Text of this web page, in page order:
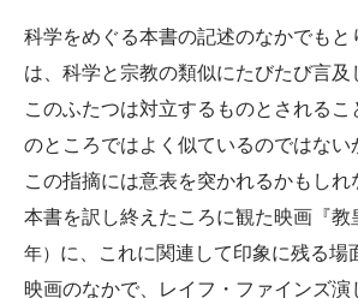
科学をめぐる本書の記述のなかでもと
は、科学と宗教の類似にたびたび言及
このふたつは対立するものとされるこ
のところではよく似ているのではない
この指摘には意表を突かれるかもし
本書を訳し終えたころに観た映画『教
年） に、これに関連して印象に残る場
映画のなかで、レイフ・ファインズ演